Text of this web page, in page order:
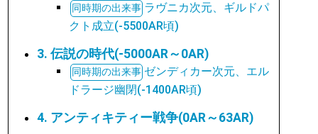
ラヴニカ次元、ギルドパ
クト成立(-5500AR頃)
3. 伝説の時代(-5000AR～0AR)
ゼンディカー次元、エル
ドラージ幽閉(-1400AR頃)
4. アンティキティー戦争(0AR～63AR)